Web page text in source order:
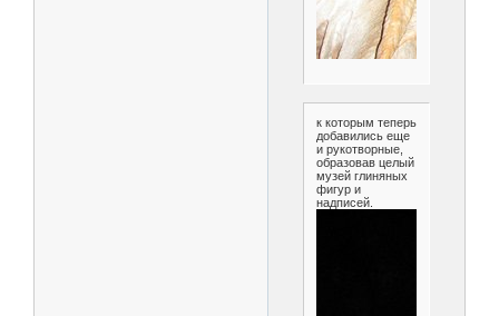
к которым теперь
добавились еще
и рукотворные,
образовав целый
музей глиняных
фигур и
надписей.